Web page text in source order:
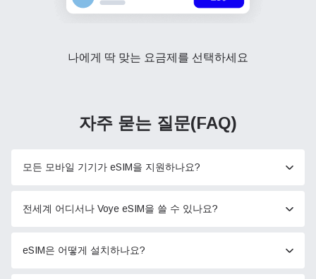
나에게 딱 맞는 요금제를 선택하세요
자주 묻는 질문(FAQ)
모든 모바일 기기가 eSIM을 지원하나요?
전세계 어디서나 Voye eSIM을 쓸 수 있나요?
eSIM은 어떻게 설치하나요?